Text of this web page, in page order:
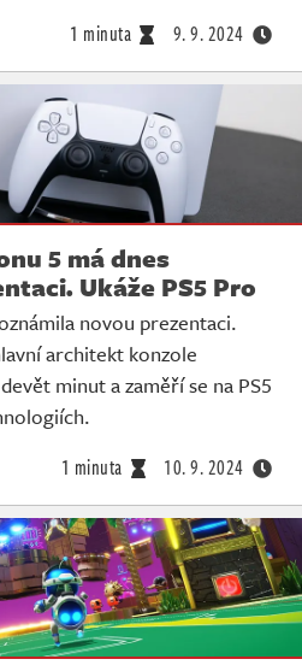
1 minuta 9. 9. 2024
5 má dnes
Ukáže PS5 Pro
novou prezentaci.
architekt konzole
minut a zaměří se na PS5
1 minuta 10. 9. 2024